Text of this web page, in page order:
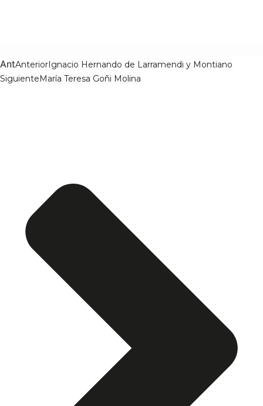
AntAnteriorIgnacio Hernando de Larramendi y Montiano
SiguienteMaría Teresa Goñi Molina